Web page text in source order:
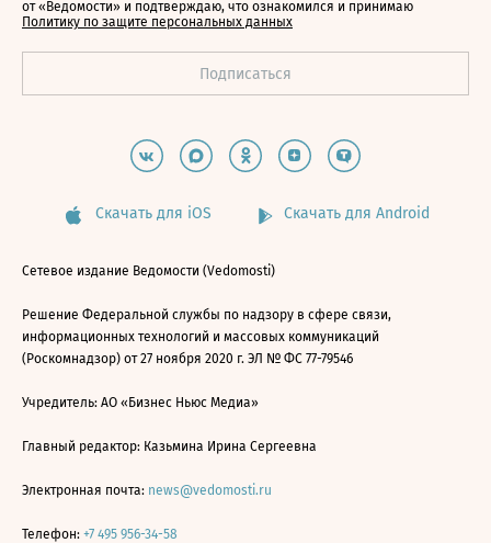
от «Ведомости» и подтверждаю, что ознакомился и принимаю
Политику по защите персональных данных
Скачать для iOS Скачать для Android
Сетевое издание Ведомости (Vedomosti)
Решение Федеральной службы по надзору в сфере связи,
информационных технологий и массовых коммуникаций
(Роскомнадзор) от 27 ноября 2020 г. ЭЛ № ФС 77-79546
Учредитель: АО «Бизнес Ньюс Медиа»
Главный редактор: Казьмина Ирина Сергеевна
Электронная почта: news@vedomosti.ru
Телефон: +7 495 956-34-58